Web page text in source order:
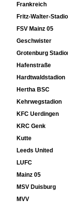
Frankreich
Fritz-Walter-
FSV Mainz 05
Geschwister
Grotenburg
Hafenstraße
Hardtwaldstadion
Hertha BSC
Kehrwegstadion
KFC Uerdingen
KRC Genk
Kutte
Leeds United
LUFC
Mainz 05
MSV Duisburg
MVV